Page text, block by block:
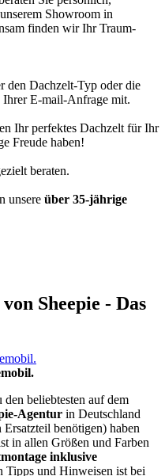
Showroom in
finden wir Ihr Traum-
den Dachzelt-Typ oder die
E-mail-Anfrage mit.
Ihr perfektes Dachzelt für Ihr
Freude haben!
beraten.
unsere über 35-jährige
Sheepie - Das
den beliebtesten auf dem
Agentur in Deutschland
benötigen) haben
in allen Größen und Farben
inklusive
Tipps und Hinweisen ist bei